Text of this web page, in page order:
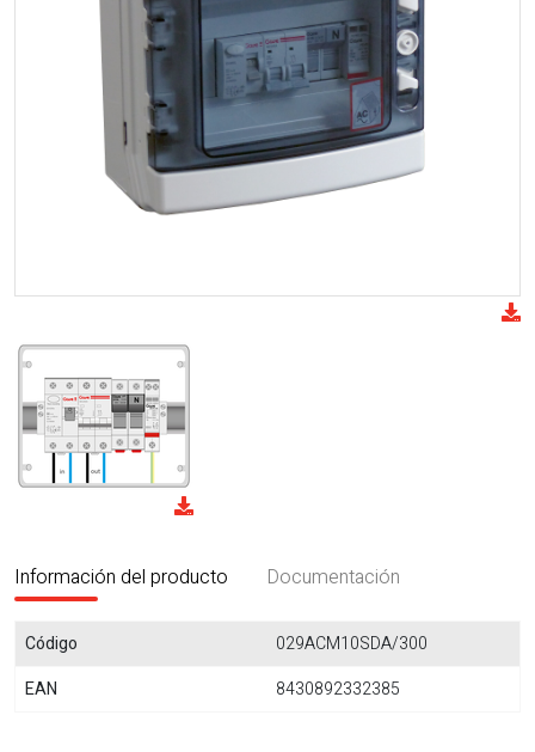
Información del producto Documentación
Código
029ACM10SDA/300
EAN
8430892332385